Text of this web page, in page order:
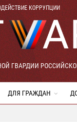
КОРРУПЦИИ
ГВАРДИИ
ДЛЯ ГРАЖДАН